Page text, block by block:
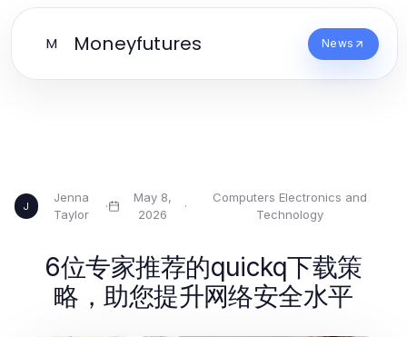
M Moneyfutures News
J
Jenna
Taylor
·
May 8,
2026
·
Computers Electronics and
Technology
6位专家推荐的quickq下载策
略，助您提升网络安全水平